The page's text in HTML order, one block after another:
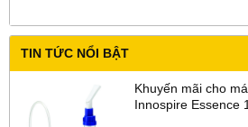
TIN TỨC NỔI BẬT
Khuyến mãi cho
Innospire Essence